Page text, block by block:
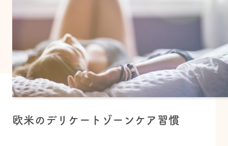
欧米のデリケートゾーンケア習慣